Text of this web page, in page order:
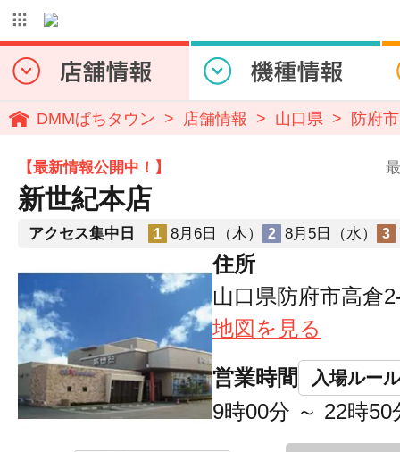
DMMぱちタウン 店舗情報 山口県 防府市
【最新情報公開中！】
新世紀本店
アクセス集中日 1 8月6日（木） 2 8月5日（水） 3
住所
山口県防府市高倉
地図を見る
営業時間 入場ルール
9時00分 ～ 22時50